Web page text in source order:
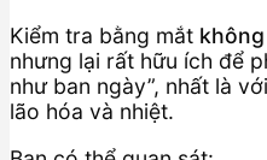
Kiểm tra bằng mắt
nhưng lại rất hữu ích để
như ban ngày”, nhất là
lão hóa và nhiệt.